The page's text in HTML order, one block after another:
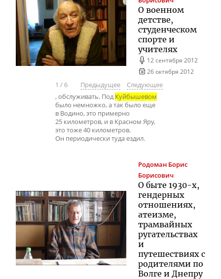
О военном
детстве,
студенческом
спорте и
учителях
12 сентября 2012
26 октября 2012
1 / 6 Предыдущее
Следующее
, обслуживать. Под Куйбышевом
было немножко, а так было еще
в Водино, это примерно
25 километров, и в Красном Яру,
это тоже 40 километров.
Он периодически туда ездил.
Родоман Борис
Борисович
О быте 1930-х,
гендерных
отношениях,
атеизме,
трамвайных
ругательствах
и
путешествиях с
родителями по
Волге и Днепру